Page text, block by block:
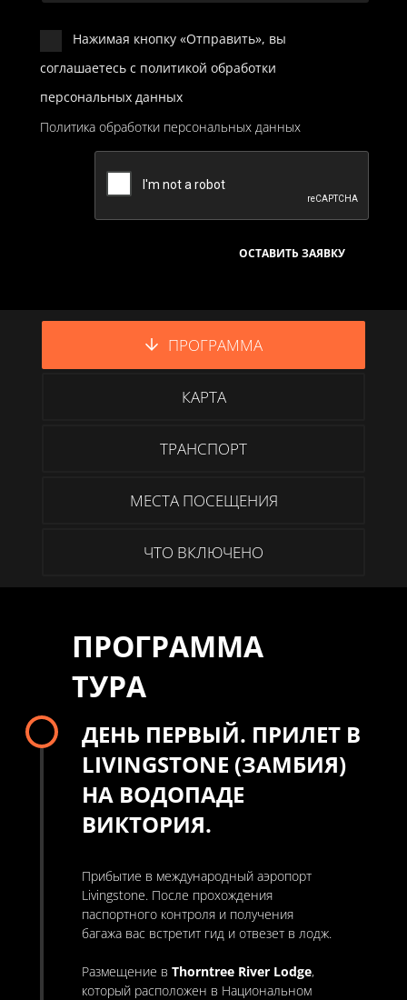
Нажимая кнопку «Отправить», вы
соглашаетесь с политикой обработки
персональных данных
Политика обработки персональных данных
ПРОГРАММА
КАРТА
ТРАНСПОРТ
МЕСТА ПОСЕЩЕНИЯ
ЧТО ВКЛЮЧЕНО
ПРОГРАММА
ТУРА
ДЕНЬ ПЕРВЫЙ. ПРИЛЕТ В
LIVINGSTONE (ЗАМБИЯ)
НА ВОДОПАДЕ
ВИКТОРИЯ.
Прибытие в международный аэропорт
Livingstone. После прохождения
паспортного контроля и получения
багажа вас встретит гид и отвезет в лодж.
Размещение в Thorntree River Lodge,
который расположен в Национальном